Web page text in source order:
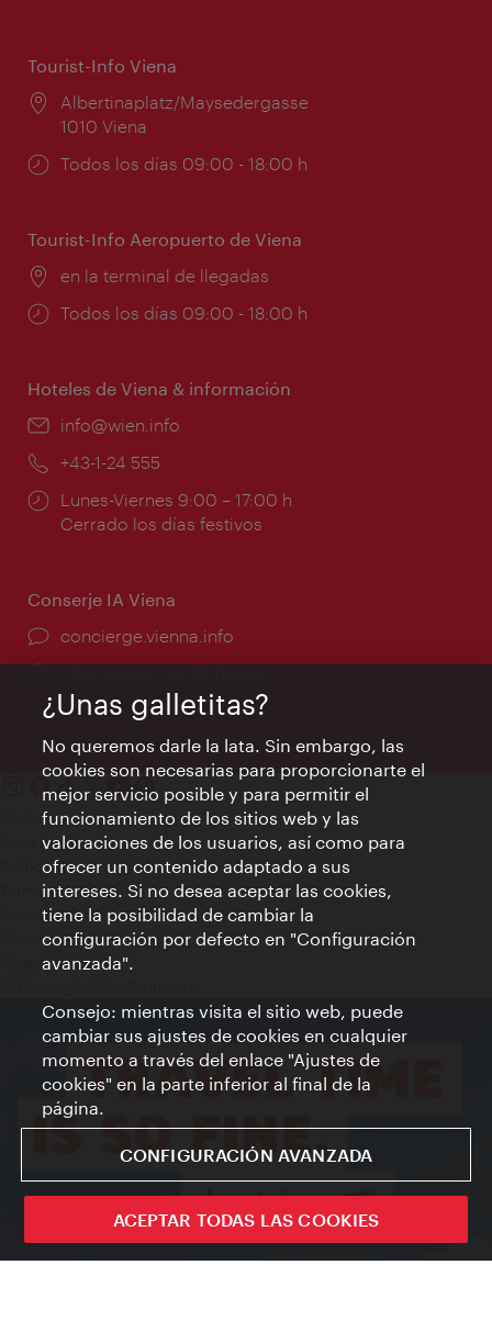
Tourist-Info Viena
Lugar:
Albertinaplatz/Maysedergasse
1010 Viena
Horarios
Todos los días 09:00 - 18:00 h
Tourist-Info Aeropuerto de Viena
Lugar:
en la terminal de llegadas
Horarios
Todos los días 09:00 - 18:00 h
Hoteles de Viena & información
e-
info@wien.info
Teléfono:
+43-1-24 555
Horarios
de
Lunes-Viernes 9:00 – 17:00 h
Cerrado los días festivos
Conserje IA Viena
concierge.vienna.info
Contacto
Aviso legal
Política de privacidad de datos
Terms of Use
Accesibilidad
Contacto para la prensa
Ajustes de cookie
¿Unas galletitas?
No queremos darle la lata. Sin embargo, las
cookies son necesarias para proporcionarte el
mejor servicio posible y para permitir el
funcionamiento de los sitios web y las
valoraciones de los usuarios, así como para
ofrecer un contenido adaptado a sus
intereses. Si no desea aceptar las cookies,
tiene la posibilidad de cambiar la
configuración por defecto en "Configuración
avanzada".
Consejo: mientras visita el sitio web, puede
cambiar sus ajustes de cookies en cualquier
momento a través del enlace "Ajustes de
cookies" en la parte inferior al final de la
página.
CONFIGURACIÓN AVANZADA
ACEPTAR TODAS LAS COOKIES